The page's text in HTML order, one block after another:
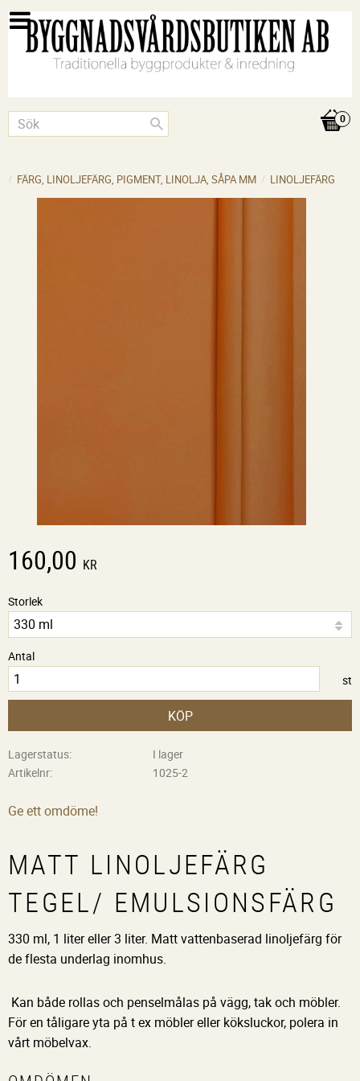
FÄRG, LINOLJEFÄRG, PIGMENT, LINOLJA, SÅPA MM LINOLJEFÄRG
160,00 KR
Storlek
Antal
st
KÖP
Lagerstatus
I lager
Artikelnr
1025-2
Ge ett omdöme!
MATT LINOLJEFÄRG
TEGEL/ EMULSIONSFÄRG
330 ml, 1 liter eller 3 liter. Matt vattenbaserad linoljefärg för
de flesta underlag inomhus.
Kan både rollas och penselmålas på vägg, tak och möbler.
För en tåligare yta på t ex möbler eller köksluckor, polera in
vårt möbelvax.